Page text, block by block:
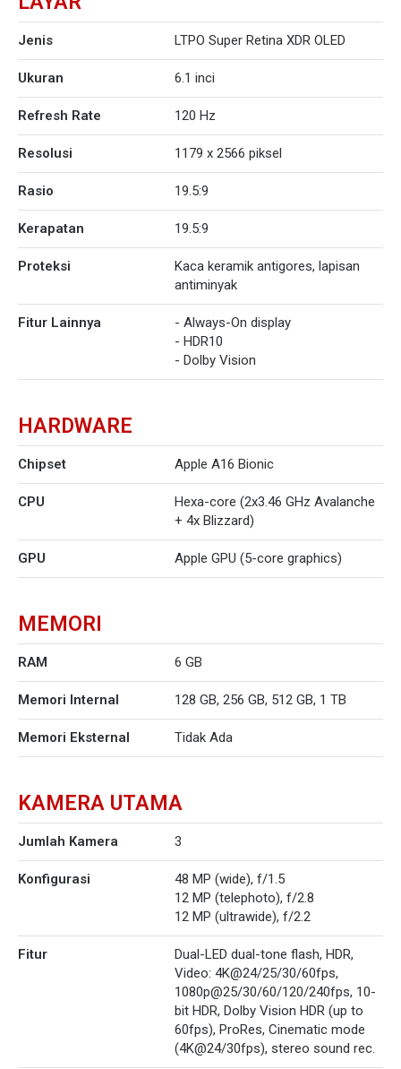
Jenis LTPO Super Retina XDR OLED
Ukuran 6.1 inci
Refresh Rate 120 Hz
Resolusi 1179 x 2566 piksel
Rasio 19.5:9
Kerapatan 19.5:9
Proteksi
Kaca keramik antigores, lapisan
antiminyak
Fitur Lainnya
- Always-On display
- HDR10
- Dolby Vision
HARDWARE
Chipset Apple A16 Bionic
CPU
Hexa-core (2x3.46 GHz Avalanche
+ 4x Blizzard)
GPU Apple GPU (5-core graphics)
MEMORI
RAM 6 GB
Memori Internal 128 GB, 256 GB, 512 GB, 1 TB
Memori Eksternal Tidak Ada
KAMERA UTAMA
Jumlah Kamera 3
Konfigurasi
48 MP (wide), f/1.5
12 MP (telephoto), f/2.8
12 MP (ultrawide), f/2.2
Fitur
Dual-LED dual-tone flash, HDR,
Video: 4K@24/25/30/60fps,
1080p@25/30/60/120/240fps, 10-
bit HDR, Dolby Vision HDR (up to
60fps), ProRes, Cinematic mode
(4K@24/30fps), stereo sound rec.